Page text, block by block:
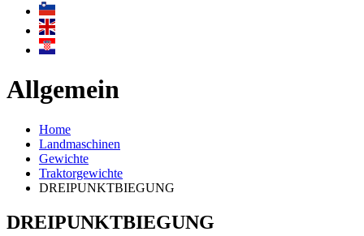
Allgemein
Home
Landmaschinen
Gewichte
Traktorgewichte
DREIPUNKTBIEGUNG
DREIPUNKTBIEGUNG